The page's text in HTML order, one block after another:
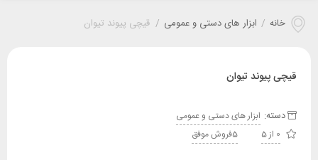
خانه / ابزار های دستی و عمومی / قیچی پیوند تیوان
قیچی پیوند تیوان
دسته: ابزار های دستی و عمومی
0 از 5
5فروش موفق